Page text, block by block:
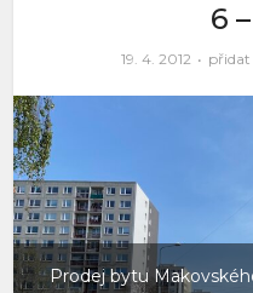
6
19. 4. 2012
Prodej bytu